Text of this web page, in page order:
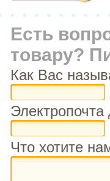
Есть
товару?
Как Вас
Что хотите